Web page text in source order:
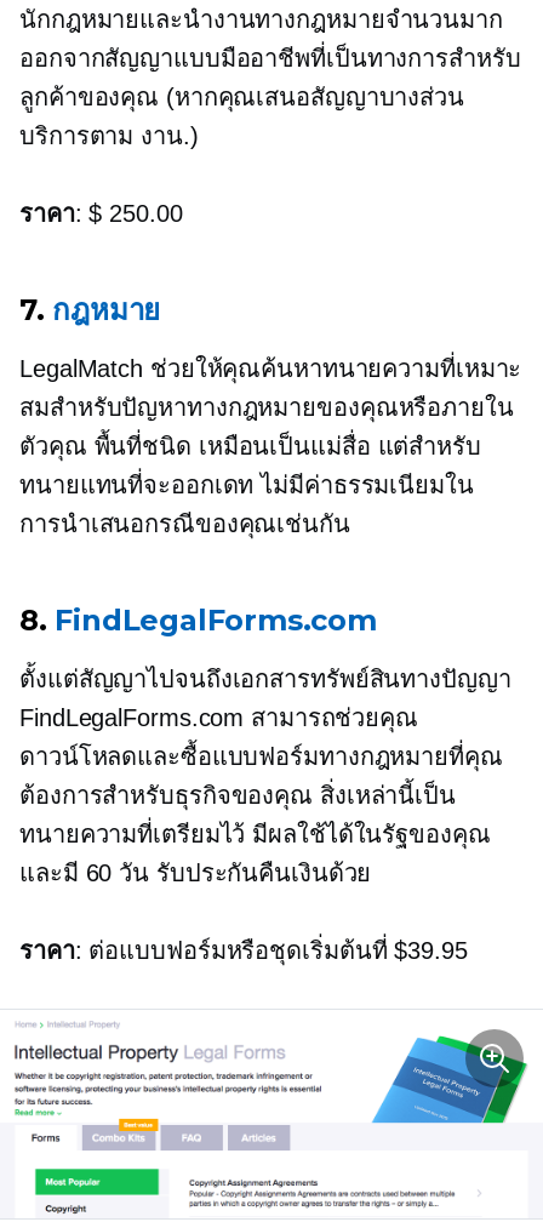
นักกฎหมายและนำงานทางกฎหมายจำนวนมาก
ออกจากสัญญาแบบมืออาชีพที่เป็นทางการสำหรับ
ลูกค้าของคุณ (หากคุณเสนอสัญญาบางส่วน
บริการตาม งาน.)
ราคา: $ 250.00
7. กฎหมาย
LegalMatch ช่วยให้คุณค้นหาทนายความที่เหมาะ
สมสำหรับปัญหาทางกฎหมายของคุณหรือภายใน
ตัวคุณ พื้นที่ชนิด เหมือนเป็นแม่สื่อ แต่สำหรับ
ทนายแทนที่จะออกเดท ไม่มีค่าธรรมเนียมใน
การนำเสนอกรณีของคุณเช่นกัน
8. FindLegalForms.com
ตั้งแต่สัญญาไปจนถึงเอกสารทรัพย์สินทางปัญญา
FindLegalForms.com สามารถช่วยคุณ
ดาวน์โหลดและซื้อแบบฟอร์มทางกฎหมายที่คุณ
ต้องการสำหรับธุรกิจของคุณ สิ่งเหล่านี้เป็น
ทนายความที่เตรียมไว้ มีผลใช้ได้ในรัฐของคุณ
และมี 60 วัน รับประกันคืนเงินด้วย
ราคา: ต่อแบบฟอร์มหรือชุดเริ่มต้นที่ $39.95